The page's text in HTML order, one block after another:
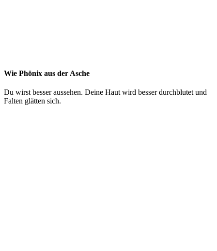
Wie Phönix aus der Asche
Du wirst besser aussehen. Deine Haut wird besser durchblutet und
Falten glätten sich.